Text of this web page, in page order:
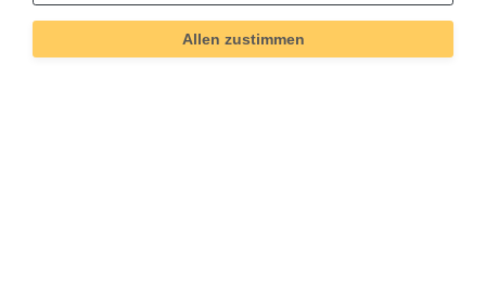
Allen zustimmen